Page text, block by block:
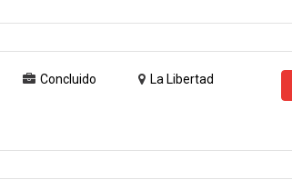
Concluido La Libertad